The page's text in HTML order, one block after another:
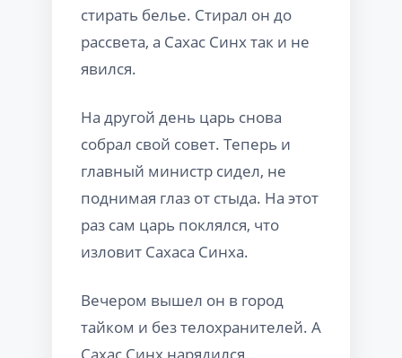
стирать белье. Стирал он до
рассвета, а Сахас Синх так и не
явился.
На другой день царь снова
собрал свой совет. Теперь и
главный министр сидел, не
поднимая глаз от стыда. На этот
раз сам царь поклялся, что
изловит Сахаса Синха.
Вечером вышел он в город
тайком и без телохранителей. А
Сахас Синх нарядился